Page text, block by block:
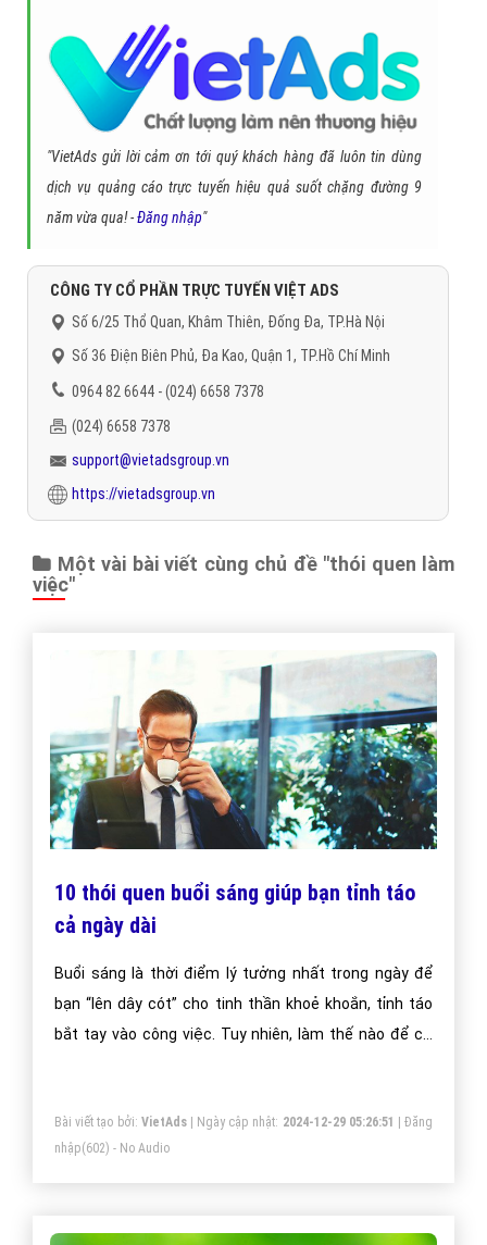
"VietAds gửi lời cảm ơn tới quý khách hàng đã luôn tin dùng
dịch vụ quảng cáo trực tuyến hiệu quả suốt chặng đường 9
năm vừa qua! -Đăng nhập"
CÔNG TY CỔ PHẦN TRỰC TUYẾN VIỆT ADS
Số 6/25 Thổ Quan, Khâm Thiên, Đống Đa, TP.Hà Nội
Số 36 Điện Biên Phủ, Đa Kao, Quận 1, TP.Hồ Chí Minh
0964 82 6644 - (024) 6658 7378
(024) 6658 7378
support@vietadsgroup.vn
https://vietadsgroup.vn
Một vài bài viết cùng chủ đề "thói quen làm
việc"
10 thói quen buổi sáng giúp bạn tỉnh táo
cả ngày dài
Buổi sáng là thời điểm lý tưởng nhất trong ngày để
bạn “lên dây cót” cho tinh thần khoẻ khoắn, tỉnh táo
bắt tay vào công việc. Tuy nhiên, làm thế nào để cơ
đơn giản sau bạn sẽ giúp bạn làm việc cả ngày mà vẫn
tràn đầy sinh lực.
Bài viết tạo bởi: VietAds| Ngày cập nhật: 2024-12-29 05:26:51 |Đăng
nhập(602) - No Audio